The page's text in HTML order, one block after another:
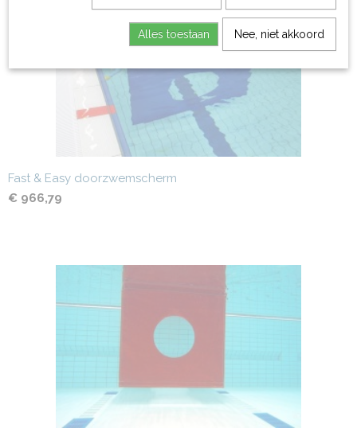
Fast & Easy doorzwemscherm
€ 966,79
Alles toestaan Nee, niet akkoord